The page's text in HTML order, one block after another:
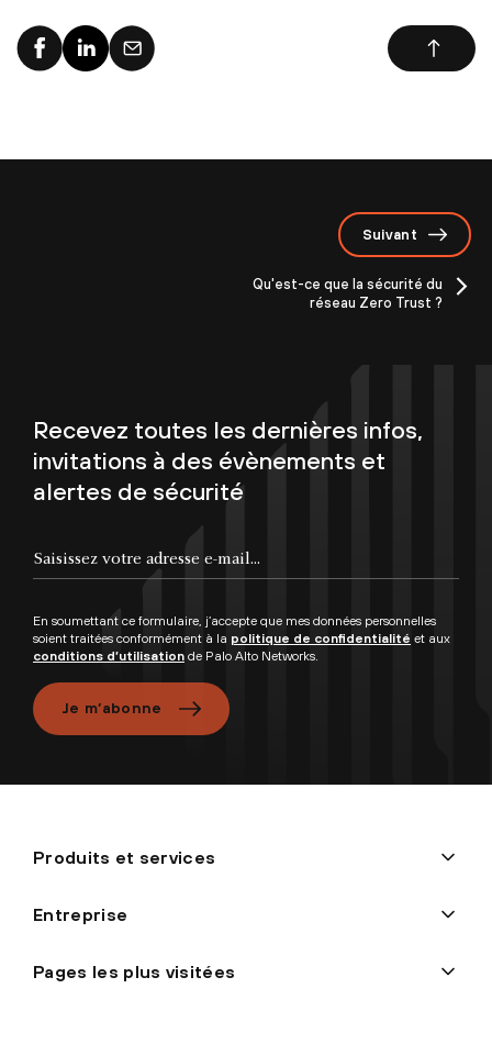
Suivant
Qu'est-ce que la sécurité du
réseau Zero Trust ?
Recevez toutes les dernières infos,
invitations à des évènements et
alertes de sécurité
En soumettant ce formulaire, j’accepte que mes données personnelles
soient traitées conformément à la politique de confidentialité et aux
conditions d’utilisation de Palo Alto Networks.
Je m’abonne
Produits et services
Entreprise
Pages les plus visitées